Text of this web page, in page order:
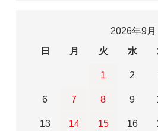
2026年9月
日
月 火 水
1 2
6 7 8 9
13 14 15 16